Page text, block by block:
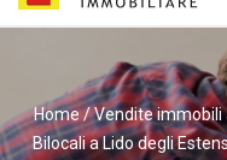
Home/Vendite immobili
Bilocali a Lido degli